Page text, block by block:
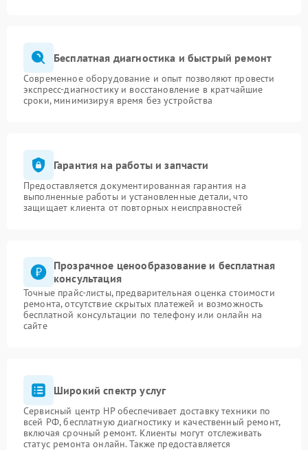
Бесплатная диагностика и быстрый ремонт
Современное оборудование и опыт позволяют провести
экспресс-диагностику и восстановление в кратчайшие
сроки, минимизируя время без устройства
Гарантия на работы и запчасти
Предоставляется документированная гарантия на
выполненные работы и установленные детали, что
защищает клиента от повторных неисправностей
Прозрачное ценообразование и бесплатная
консультация
Точные прайс-листы, предварительная оценка стоимости
ремонта, отсутствие скрытых платежей и возможность
бесплатной консультации по телефону или онлайн на
сайте
Широкий спектр услуг
Сервисный центр HP обеспечивает доставку техники по
всей РФ, бесплатную диагностику и качественный ремонт,
включая срочный ремонт. Клиенты могут отслеживать
статус ремонта онлайн. Также предоставляется